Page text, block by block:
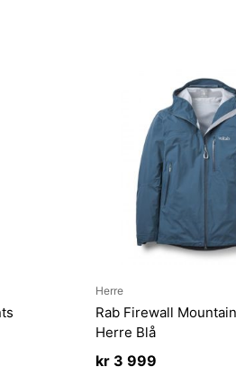
Herre
Rab Firewall
Herre Blå
kr3 999